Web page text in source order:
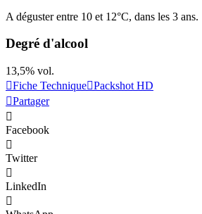
A déguster entre 10 et 12°C, dans les 3 ans.
Degré d'alcool
13,5% vol.
Fiche Technique Packshot HD
Partager
Facebook
Twitter
LinkedIn